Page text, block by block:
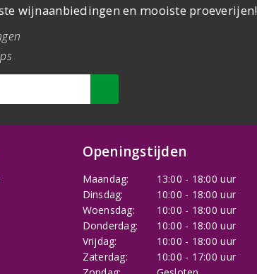
wijnaanbiedingen en mooiste proeverijen!
Openingstijden
Maandag:
13:00 - 18:00 uur
Dinsdag:
10:00 - 18:00 uur
Woensdag:
10:00 - 18:00 uur
Donderdag:
10:00 - 18:00 uur
Vrijdag:
10:00 - 18:00 uur
Zaterdag:
10:00 - 17:00 uur